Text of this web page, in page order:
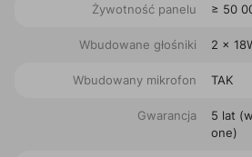
Żywotność panelu ≥ 50
Wbudowane głośniki 2 x
Wbudowany mikrofon TAK
Gwarancja
5 lat
one)